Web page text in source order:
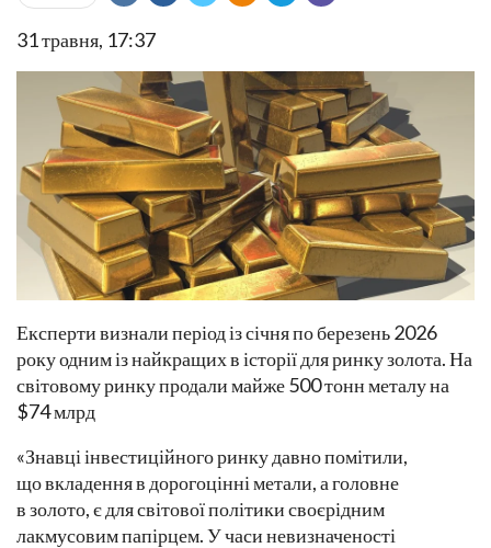
31 травня, 17:37
Експерти визнали період із січня по березень 2026
року одним із найкращих в історії для ринку золота. На
світовому ринку продали майже 500 тонн металу на
$74 млрд
«Знавці інвестиційного ринку давно помітили,
що вкладення в дорогоцінні метали, а головне
в золото, є для світової політики своєрідним
лакмусовим папірцем. У часи невизначеності